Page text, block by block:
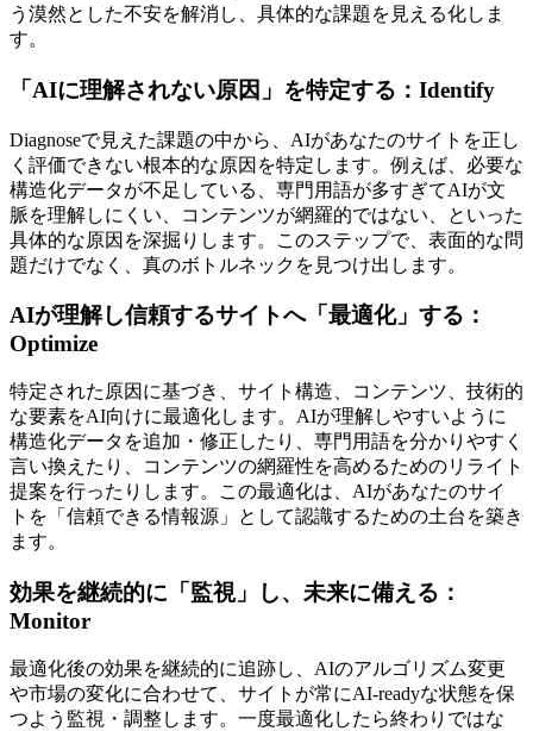
う漠然とした不安を解消し、具体的な課題を見える化しま
す。
「AIに理解されない原因」を特定する： Identify
Diagnoseで見えた課題の中から、AIがあなたのサイトを正し
く評価できない根本的な原因を特定します。例えば、必要な
構造化データが不足している、専門用語が多すぎてAIが文
脈を理解しにくい、コンテンツが網羅的ではない、といった
具体的な原因を深掘りします。このステップで、表面的な問
題だけでなく、真のボトルネックを見つけ出します。
AIが理解し信頼するサイトへ「最適化」する：
Optimize
特定された原因に基づき、サイト構造、コンテンツ、技術的
な要素をAI向けに最適化します。AIが理解しやすいように
構造化データを追加・修正したり、専門用語を分かりやすく
言い換えたり、コンテンツの網羅性を高めるためのリライト
提案を行ったりします。この最適化は、AIがあなたのサイ
トを「信頼できる情報源」として認識するための土台を築き
ます。
効果を継続的に「監視」し、未来に備える：
Monitor
最適化後の効果を継続的に追跡し、AIのアルゴリズム変更
や市場の変化に合わせて、サイトが常にAI-readyな状態を保
つよう監視・調整します。一度最適化したら終わりではな